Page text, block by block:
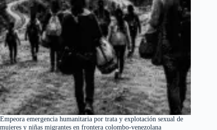
Empeora emergencia humanitaria por trata y explotación sexual de
mujeres y niñas migrantes en frontera colombo-venezolana